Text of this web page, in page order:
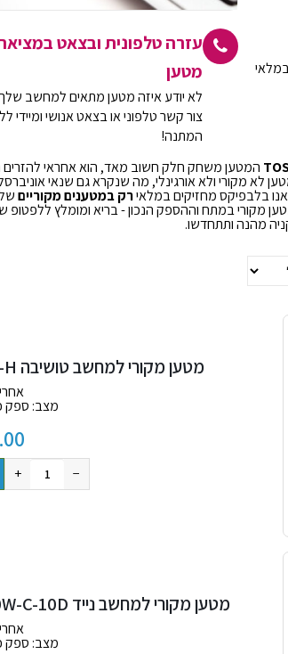
עזרה טלפונית ובצאט
מטען
לא יודע איזה מטען מתאים למחשב
צור קשר טלפוני או בצאט אנושי ומיידי
המתנה!
המטען משחק חלק חשוב מאד, הוא אחראי להזרים
לא מקורי ולא אורגינלי, מה שנקרא גם שנאי
בלבפיקס מחזיקים במלאירק במטענים מקוריים
מקורי במתח וההספק הנכון - בריא ומומלץ
מהנה ותתחדשו.
מטען מקורי למחשב טושיבה Dynabook Satellite Pro
מצב: ספק
−
+
מטען מקורי למחשב נייד Toshiba Satellite Radius 12 C-10D
מצב: ספק